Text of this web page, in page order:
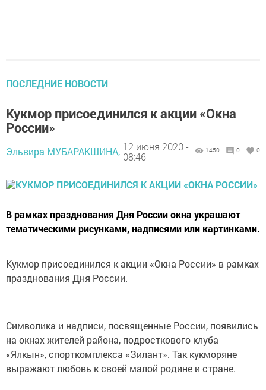
ПОСЛЕДНИЕ НОВОСТИ
Кукмор присоединился к акции «Окна
России»
Эльвира МУБАРАКШИНА, 12 июня 2020 -
08:46
1450 0 0
В рамках празднования Дня России окна украшают
тематическими рисунками, надписями или картинками.
Кукмор присоединился к акции «Окна России» в рамках
празднования Дня России.
Символика и надписи, посвященные России, появились
на окнах жителей района, подросткового клуба
«Ялкын», спорткомплекса «Зилант». Так кукморяне
выражают любовь к своей малой родине и стране.